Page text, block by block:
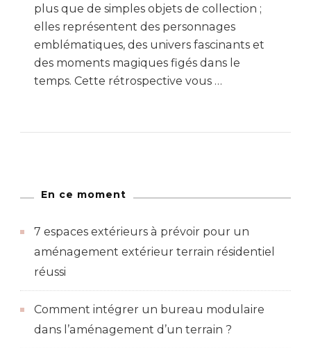
plus que de simples objets de collection ;
elles représentent des personnages
emblématiques, des univers fascinants et
des moments magiques figés dans le
temps. Cette rétrospective vous …
En ce moment
7 espaces extérieurs à prévoir pour un
aménagement extérieur terrain résidentiel
réussi
Comment intégrer un bureau modulaire
dans l’aménagement d’un terrain ?